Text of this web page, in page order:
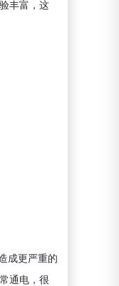
丰富，这
成更严重的
通电，很